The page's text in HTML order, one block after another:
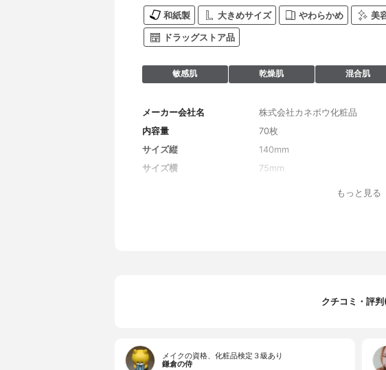
和紙製 大きめサイズ やわらかめ 美
ドラッグストア品
敏感肌 乾燥肌 混合肌
メーカー会社名
株式会社カネボウ化粧品
内容量
70枚
サイズ縦
140mm
サイズ横
75mm
もっと見る
クチコミ・評
メイクの資格、化粧品検定３級あり
鎌倉の侍